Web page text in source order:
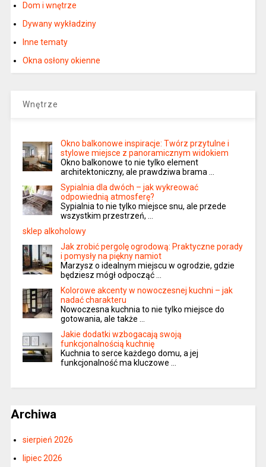
Dom i wnętrze
Dywany wykładziny
Inne tematy
Okna osłony okienne
Wnętrze
Okno balkonowe inspiracje: Twórz przytulne i
stylowe miejsce z panoramicznym widokiem
Okno balkonowe to nie tylko element
architektoniczny, ale prawdziwa brama …
Sypialnia dla dwóch – jak wykreować
odpowiednią atmosferę?
Sypialnia to nie tylko miejsce snu, ale przede
wszystkim przestrzeń, …
sklep alkoholowy
Jak zrobić pergolę ogrodową: Praktyczne porady
i pomysły na piękny namiot
Marzysz o idealnym miejscu w ogrodzie, gdzie
będziesz mógł odpocząć …
Kolorowe akcenty w nowoczesnej kuchni – jak
nadać charakteru
Nowoczesna kuchnia to nie tylko miejsce do
gotowania, ale także …
Jakie dodatki wzbogacają swoją
funkcjonalnością kuchnię
Kuchnia to serce każdego domu, a jej
funkcjonalność ma kluczowe …
Archiwa
sierpień 2026
lipiec 2026